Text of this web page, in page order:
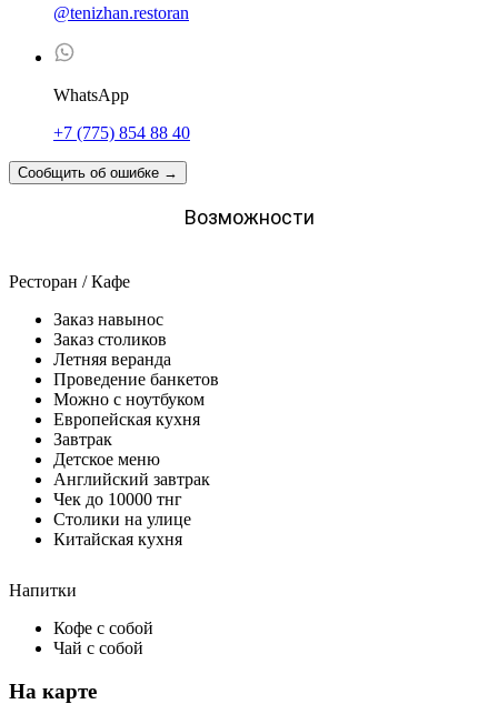
@tenizhan.restoran
WhatsApp
+7 (775) 854 88 40
Сообщить об ошибке →
Возможности
Ресторан / Кафе
Заказ навынос
Заказ столиков
Летняя веранда
Проведение банкетов
Можно с ноутбуком
Европейская кухня
Завтрак
Детское меню
Английский завтрак
Чек до 10000 тнг
Столики на улице
Китайская кухня
Напитки
Кофе с собой
Чай с собой
На карте